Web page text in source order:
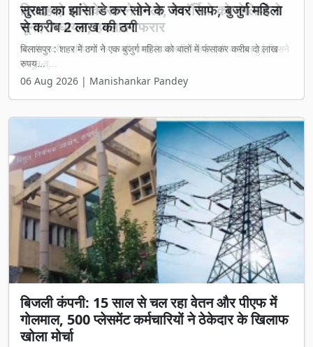
सुरक्षा का झांसा डे कर सोने के जेवर साफ, बुजुर्ग महिला
से करीब 2 लाख की ठगी
बिलासपुर : शहर में ठगों ने एक बुजुर्ग महिला को बातों में फंसाकर करीब दो लाख
रुपय...
06 Aug 2026 | Manishankar Pandey
बिजली कंपनी: 15 साल से चल रहा वेतन और पीएफ में
गोलमाल, 500 प्लेसमेंट कर्मचारियों ने ठेकेदार के खिलाफ
खोला मोर्चा